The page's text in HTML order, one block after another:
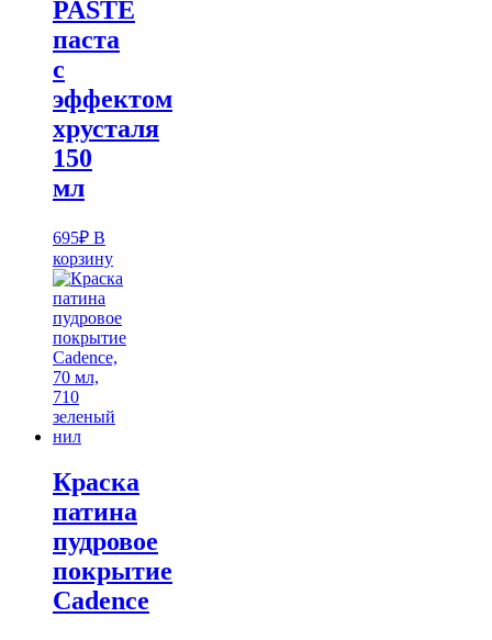
PASTE
паста
с
эффектом
хрусталя
150
мл
695₽ В
корзину
Краска
патина
пудровое
покрытие
Cadence